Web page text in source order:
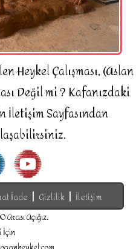
Heykel Çalışması, (Aslan
Değil mi ? Kafanızdaki
İletişim Sayfasından
İade | Gizlilik | İletişim
Açığız.
İçin